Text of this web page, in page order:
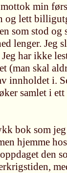
min
og lett
som stod
lenger. Jeg
har ikke
(man skal
innholdet i.
samlet i ett
bok som
hjemme
den